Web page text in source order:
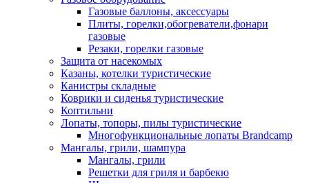
Газовые баллоны, аксессуары
Плиты, горелки,обогреватели,фонари
газовые
Резаки, горелки газовые
Защита от насекомых
Казаны, котелки туристические
Канистры складные
Коврики и сиденья туристические
Коптильни
Лопаты, топоры, пилы туристические
Многофункциональные лопаты Brandcamp
Мангалы, грили, шампура
Мангалы, грили
Решетки для гриля и барбекю